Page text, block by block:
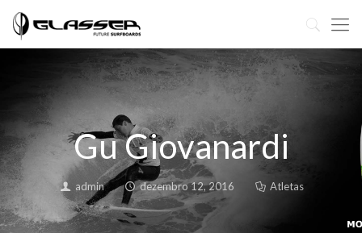
Gu Giovanardi
admin dezembro 12, 2016 Atletas